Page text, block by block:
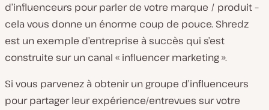
d’influenceurs pour parler de votre marque / produit –
cela vous donne un énorme coup de pouce. Shredz
est un exemple d’entreprise à succès qui s’est
construite sur un canal « influencer marketing ».
Si vous parvenez à obtenir un groupe d’influenceurs
pour partager leur expérience/entrevues sur votre